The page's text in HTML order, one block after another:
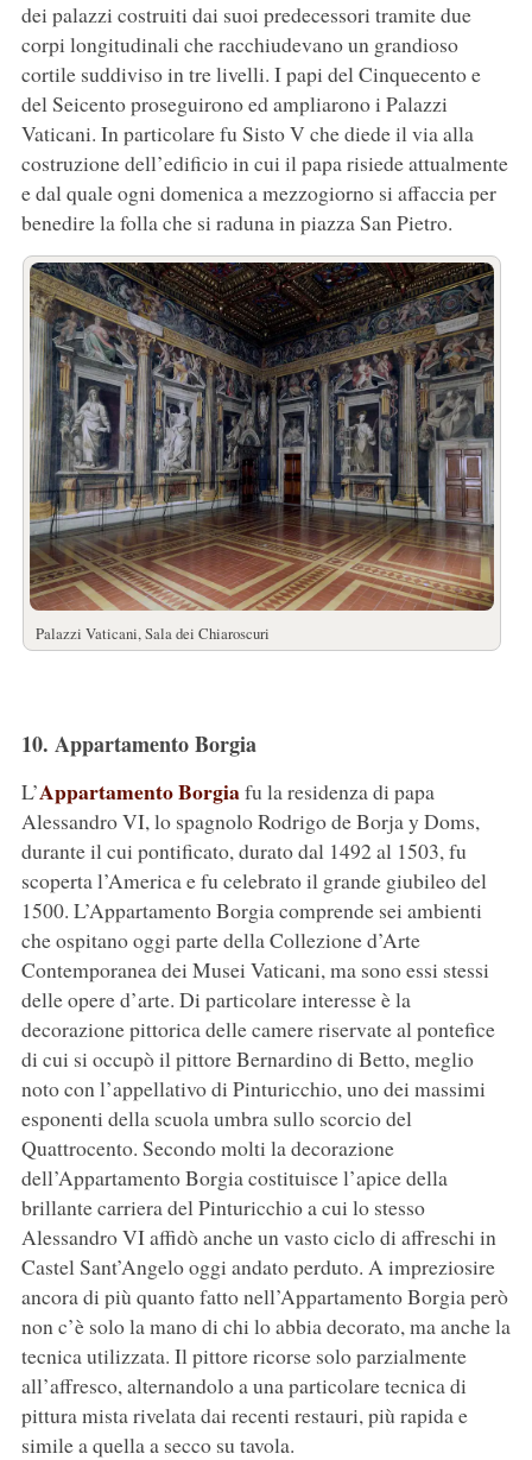
dei palazzi costruiti dai suoi predecessori tramite due
corpi longitudinali che racchiudevano un grandioso
cortile suddiviso in tre livelli. I papi del Cinquecento e
del Seicento proseguirono ed ampliarono i Palazzi
Vaticani. In particolare fu Sisto V che diede il via alla
costruzione dell’edificio in cui il papa risiede attualmente
e dal quale ogni domenica a mezzogiorno si affaccia per
benedire la folla che si raduna in piazza San Pietro.
Palazzi Vaticani, Sala dei Chiaroscuri
10. Appartamento Borgia
L’Appartamento Borgiafu la residenza di papa
Alessandro VI, lo spagnolo Rodrigo de Borja y Doms,
durante il cui pontificato, durato dal 1492 al 1503, fu
scoperta l’America e fu celebrato il grande giubileo del
1500. L’Appartamento Borgia comprende sei ambienti
che ospitano oggi parte della Collezione d’Arte
Contemporanea dei Musei Vaticani, ma sono essi stessi
delle opere d’arte. Di particolare interesse è la
decorazione pittorica delle camere riservate al pontefice
di cui si occupò il pittore Bernardino di Betto, meglio
noto con l’appellativo di Pinturicchio, uno dei massimi
esponenti della scuola umbra sullo scorcio del
Quattrocento. Secondo molti la decorazione
dell’Appartamento Borgia costituisce l’apice della
brillante carriera del Pinturicchio a cui lo stesso
Alessandro VI affidò anche un vasto ciclo di affreschi in
Castel Sant’Angelo oggi andato perduto. A impreziosire
ancora di più quanto fatto nell’Appartamento Borgia però
non c’è solo la mano di chi lo abbia decorato, ma anche la
tecnica utilizzata. Il pittore ricorse solo parzialmente
all’affresco, alternandolo a una particolare tecnica di
pittura mista rivelata dai recenti restauri, più rapida e
simile a quella a secco su tavola.